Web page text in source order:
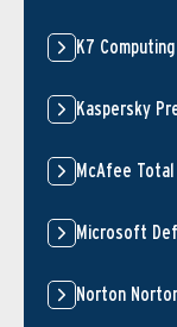
K7
Kaspersky
McAfee
Microsoft
Norton